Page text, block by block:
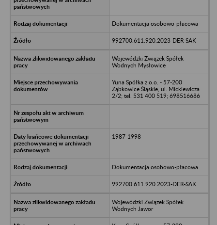
Dokumentacja osobowo-płacowa
992700.611.920.2023-DER-SAK
Wojewódzki Związek Spółek
Wodnych Mysłowice
Yuna Spółka z o.o. - 57-200
Ząbkowice Śląskie, ul. Mickiewicza
2/2; tel. 531 400 519; 698516686
1987-1998
Dokumentacja osobowo-płacowa
992700.611.920.2023-DER-SAK
Wojewódzki Związek Spółek
Wodnych Jawor